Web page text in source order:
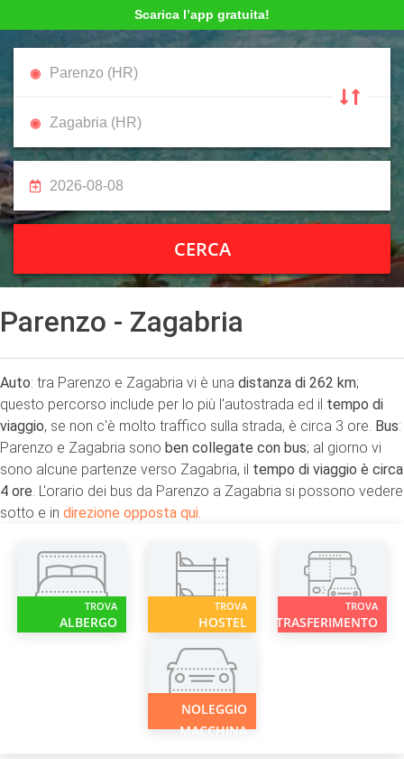
Scarica l’app gratuita!
CERCA
Parenzo - Zagabria
Auto: tra Parenzo e Zagabria vi è una distanza di 262 km;
questo percorso include per lo più l'autostrada ed il tempo di
viaggio, se non c'è molto traffico sulla strada, è circa 3 ore. Bus:
Parenzo e Zagabria sono ben collegate con bus; al giorno vi
sono alcune partenze verso Zagabria, il tempo di viaggio è circa
4 ore. L'orario dei bus da Parenzo a Zagabria si possono vedere
sotto e in direzione opposta qui.
TROVA
ALBERGO
TROVA
HOSTEL
TROVA
TRASFERIMENTO
NOLEGGIO
MACCHINA